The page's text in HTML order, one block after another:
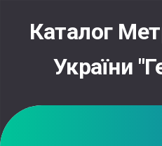
contentКаталог
України